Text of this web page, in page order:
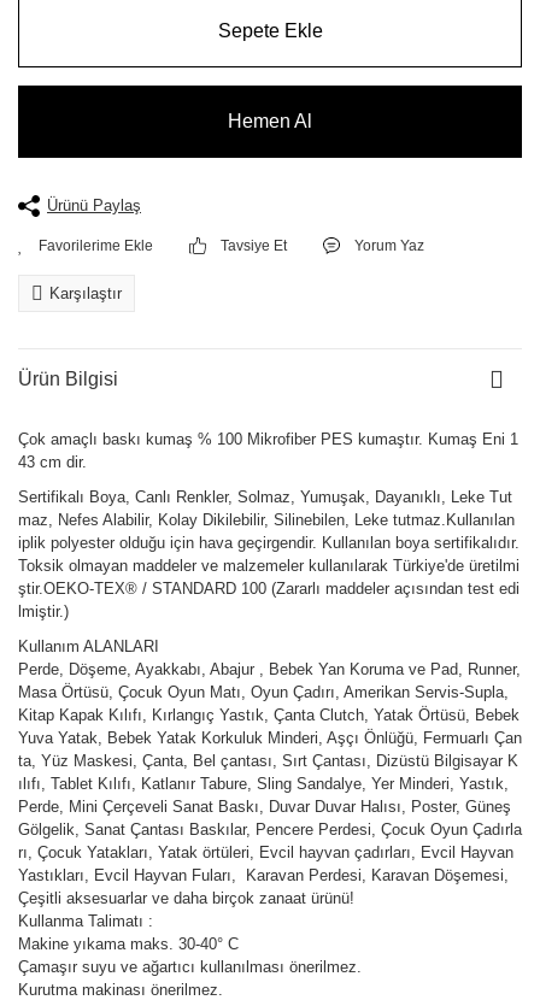
Sepete Ekle
Hemen Al
Ürünü Paylaş
Tavsiye Et Yorum Yaz
Karşılaştır
Ürün Bilgisi
Çok amaçlı baskı kumaş % 100 Mikrofiber PES kumaştır. Kumaş Eni 1
43 cm dir.
Sertifikalı Boya, Canlı Renkler, Solmaz, Yumuşak, Dayanıklı, Leke Tut
maz, Nefes Alabilir, Kolay Dikilebilir, Silinebilen, Leke tutmaz.Kullanılan
iplik polyester olduğu için hava geçirgendir. Kullanılan boya sertifikalıdır.
Toksik olmayan maddeler ve malzemeler kullanılarak Türkiye'de üretilmi
ştir.OEKO-TEX® / STANDARD 100 (Zararlı maddeler açısından test edi
lmiştir.)
Kullanım ALANLARI
Perde, Döşeme, Ayakkabı, Abajur , Bebek Yan Koruma ve Pad, Runner,
Masa Örtüsü, Çocuk Oyun Matı, Oyun Çadırı, Amerikan Servis-Supla,
Kitap Kapak Kılıfı, Kırlangıç Yastık, Çanta Clutch, Yatak Örtüsü, Bebek
Yuva Yatak, Bebek Yatak Korkuluk Minderi, Aşçı Önlüğü, Fermuarlı Çan
ta, Yüz Maskesi, Çanta, Bel çantası, Sırt Çantası, Dizüstü Bilgisayar K
ılıfı, Tablet Kılıfı, Katlanır Tabure, Sling Sandalye, Yer Minderi, Yastık,
Perde, Mini Çerçeveli Sanat Baskı, Duvar Duvar Halısı, Poster, Güneş
Gölgelik, Sanat Çantası Baskılar, Pencere Perdesi, Çocuk Oyun Çadırla
rı, Çocuk Yatakları, Yatak örtüleri, Evcil hayvan çadırları, Evcil Hayvan
Yastıkları, Evcil Hayvan Fuları, Karavan Perdesi, Karavan Döşemesi,
Çeşitli aksesuarlar ve daha birçok zanaat ürünü!
Kullanma Talimatı :
Makine yıkama maks. 30-40° C
Çamaşır suyu ve ağartıcı kullanılması önerilmez.
Kurutma makinası önerilmez.